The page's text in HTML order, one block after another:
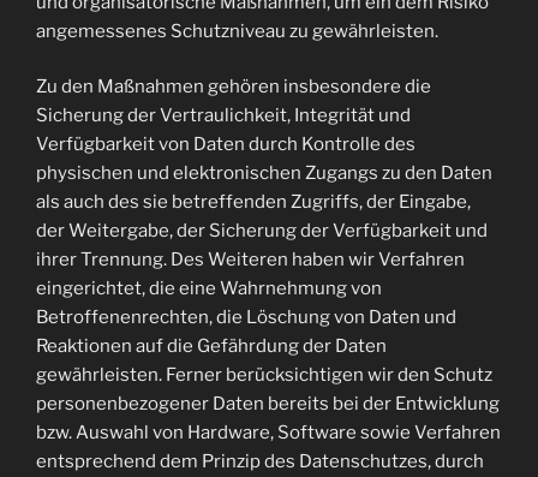
angemessenes Schutzniveau zu gewährleisten.
Zu den Maßnahmen gehören insbesondere die
Sicherung der Vertraulichkeit, Integrität und
Verfügbarkeit von Daten durch Kontrolle des
physischen und elektronischen Zugangs zu den Daten
als auch des sie betreffenden Zugriffs, der Eingabe,
der Weitergabe, der Sicherung der Verfügbarkeit und
ihrer Trennung. Des Weiteren haben wir Verfahren
eingerichtet, die eine Wahrnehmung von
Betroffenenrechten, die Löschung von Daten und
Reaktionen auf die Gefährdung der Daten
gewährleisten. Ferner berücksichtigen wir den Schutz
personenbezogener Daten bereits bei der Entwicklung
bzw. Auswahl von Hardware, Software sowie Verfahren
entsprechend dem Prinzip des Datenschutzes, durch